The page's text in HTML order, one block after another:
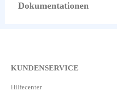
Dokumentationen
KUNDENSERVICE
Hilfecenter